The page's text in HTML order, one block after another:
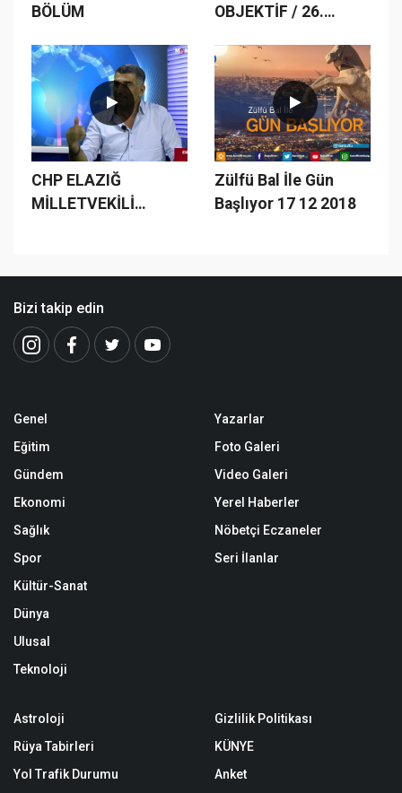
BÖLÜM
OBJEKTİF / 26.
CHP ELAZIĞ
MİLLETVEKİLİ
SAHİBİ ZÜLFÜ BAL
KONUŞTULAR
Zülfü Bal İle Gün
Başlıyor 17 12 2018
Bizi takip edin
Genel
Eğitim
Gündem
Ekonomi
Sağlık
Spor
Kültür-Sanat
Dünya
Ulusal
Teknoloji
Yazarlar
Foto Galeri
Video Galeri
Yerel Haberler
Nöbetçi Eczaneler
Seri İlanlar
Astroloji
Rüya Tabirleri
Yol Trafik Durumu
Gizlilik Politikası
KÜNYE
Anket